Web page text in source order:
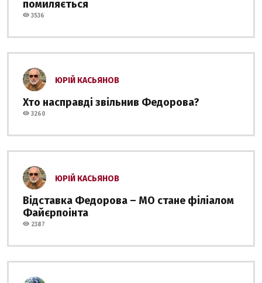
помиляється
3536
ЮРІЙ КАСЬЯНОВ
Хто насправді звільнив Федорова?
3260
ЮРІЙ КАСЬЯНОВ
Відставка Федорова – МО стане філіалом
Файєрпоінта
2387